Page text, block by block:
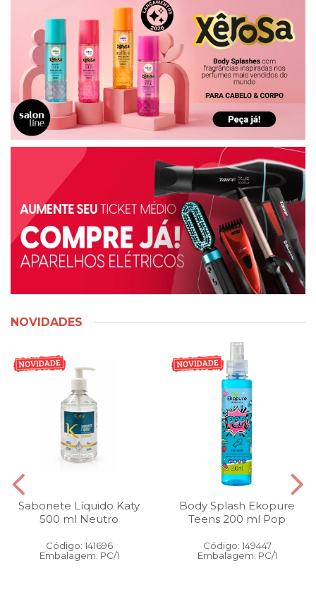
NOVIDADES
Sabonete Líquido Katy
500 ml Neutro
Código: 141696
Embalagem: PC/1
Body Splash Ekopure
Teens 200 ml Pop
Código: 149447
Embalagem: PC/1